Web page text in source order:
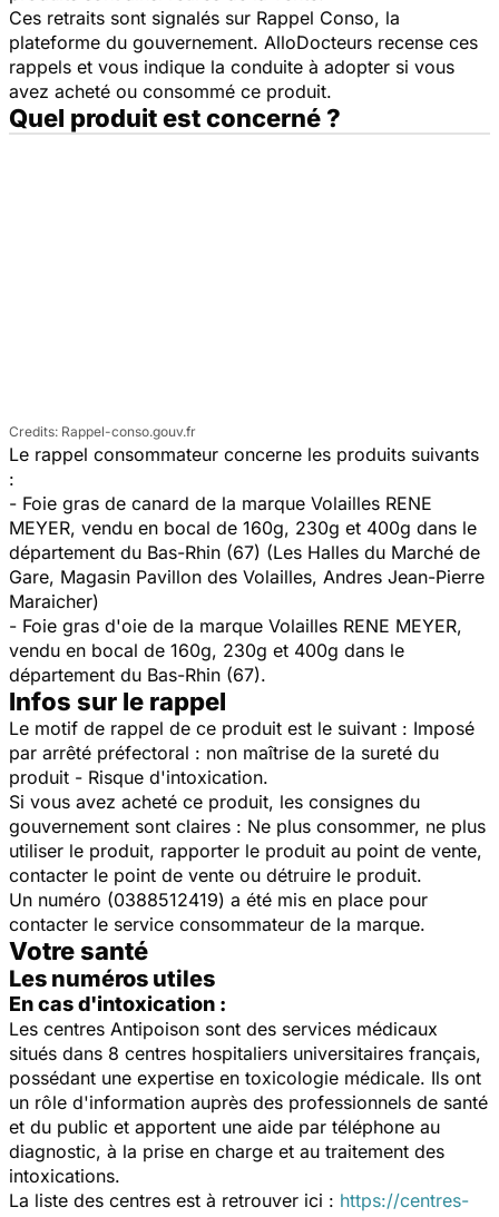
Ces retraits sont signalés sur Rappel Conso, la
plateforme du gouvernement. AlloDocteurs recense ces
rappels et vous indique la conduite à adopter si vous
avez acheté ou consommé ce produit.
Quel produit est concerné ?
Rappel-conso.gouv.fr
Le rappel consommateur concerne les produits suivants
:
- Foie gras de canard de la marque Volailles RENE
MEYER, vendu en bocal de 160g, 230g et 400g dans le
département du Bas-Rhin (67) (Les Halles du Marché de
Gare, Magasin Pavillon des Volailles, Andres Jean-Pierre
Maraicher)
- Foie gras d'oie de la marque Volailles RENE MEYER,
vendu en bocal de 160g, 230g et 400g dans le
département du Bas-Rhin (67).
Infos sur le rappel
Le motif de rappel de ce produit est le suivant : Imposé
par arrêté préfectoral : non maîtrise de la sureté du
produit - Risque d'intoxication.
Si vous avez acheté ce produit, les consignes du
gouvernement sont claires : Ne plus consommer, ne plus
utiliser le produit, rapporter le produit au point de vente,
contacter le point de vente ou détruire le produit.
Un numéro (0388512419) a été mis en place pour
contacter le service consommateur de la marque.
Votre santé
Les numéros utiles
En cas d'intoxication :
Les centres Antipoison sont des services médicaux
situés dans 8 centres hospitaliers universitaires français,
possédant une expertise en toxicologie médicale. Ils ont
un rôle d'information auprès des professionnels de santé
et du public et apportent une aide par téléphone au
diagnostic, à la prise en charge et au traitement des
intoxications.
La liste des centres est à retrouver ici : https://centres-